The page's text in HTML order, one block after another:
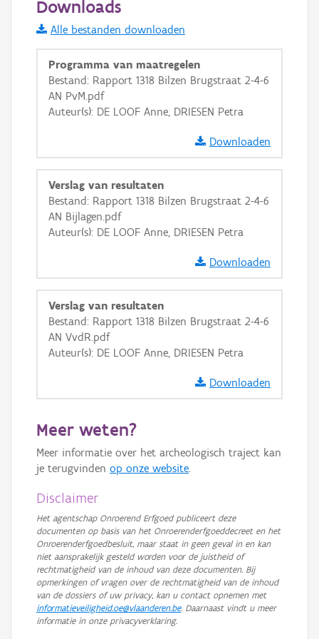
Informatie Vlaanderen
i
+
Basis Lagen
OSM-Basiskaart
GRB-Basiskaart
GRB-Basiskaart in grijswaarden
Downloads
Alle bestanden downloaden
Programma van maatregelen
Bestand: Rapport 1318 Bilzen Brugstraat 2-4-6
AN PvM.pdf
Auteur(s): DE LOOF Anne, DRIESEN Petra
Downloaden
Verslag van resultaten
Bestand: Rapport 1318 Bilzen Brugstraat 2-4-6
AN Bijlagen.pdf
Auteur(s): DE LOOF Anne, DRIESEN Petra
Downloaden
Verslag van resultaten
Bestand: Rapport 1318 Bilzen Brugstraat 2-4-6
AN VvdR.pdf
Auteur(s): DE LOOF Anne, DRIESEN Petra
Downloaden
Meer weten?
Meer informatie over het archeologisch traject kan
je terugvinden op onze website.
Disclaimer
Het agentschap Onroerend Erfgoed publiceert deze
documenten op basis van het Onroerenderfgoeddecreet en het
Onroerenderfgoedbesluit, maar staat in geen geval in en kan
niet aansprakelijk gesteld worden voor de juistheid of
rechtmatigheid van de inhoud van deze documenten. Bij
opmerkingen of vragen over de rechtmatigheid van de inhoud
van de dossiers of uw privacy, kan u contact opnemen met
informatieveiligheid.oe@vlaanderen.be. Daarnaast vindt u meer
informatie in onze privacyverklaring.